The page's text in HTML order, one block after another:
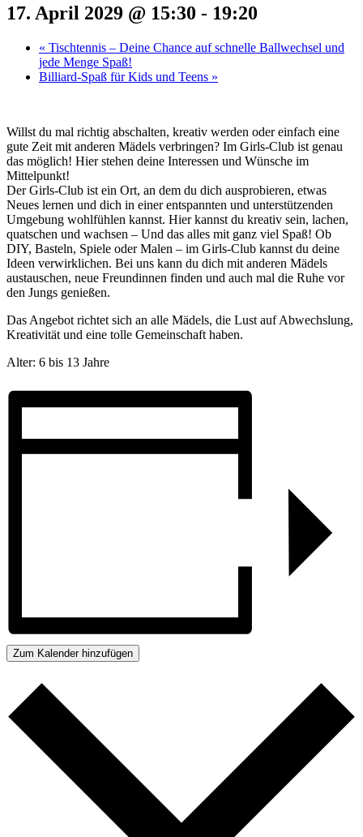
17. April 2029 @ 15:30 - 19:20
« Tischtennis – Deine Chance auf schnelle Ballwechsel und
jede Menge Spaß!
Billiard-Spaß für Kids und Teens »
Willst du mal richtig abschalten, kreativ werden oder einfach eine
gute Zeit mit anderen Mädels verbringen? Im Girls-Club ist genau
das möglich! Hier stehen deine Interessen und Wünsche im
Mittelpunkt!
Der Girls-Club ist ein Ort, an dem du dich ausprobieren, etwas
Neues lernen und dich in einer entspannten und unterstützenden
Umgebung wohlfühlen kannst. Hier kannst du kreativ sein, lachen,
quatschen und wachsen – Und das alles mit ganz viel Spaß! Ob
DIY, Basteln, Spiele oder Malen – im Girls-Club kannst du deine
Ideen verwirklichen. Bei uns kann du dich mit anderen Mädels
austauschen, neue Freundinnen finden und auch mal die Ruhe vor
den Jungs genießen.
Das Angebot richtet sich an alle Mädels, die Lust auf Abwechslung,
Kreativität und eine tolle Gemeinschaft haben.
Alter: 6 bis 13 Jahre
Zum Kalender hinzufügen